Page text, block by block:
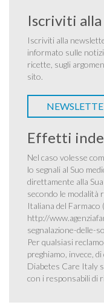
Iscriviti
Iscriviti alla
informato sulle
ricette, sugli
sito.
Effetti
Nel caso volesse
lo segnali al Suo
direttamente alla
secondo le modalità
Italiana del Farmaco
http://
segnalazione-delle-
Per qualsiasi
preghiamo, invece,
Diabetes Care Italy
con i responsabili di